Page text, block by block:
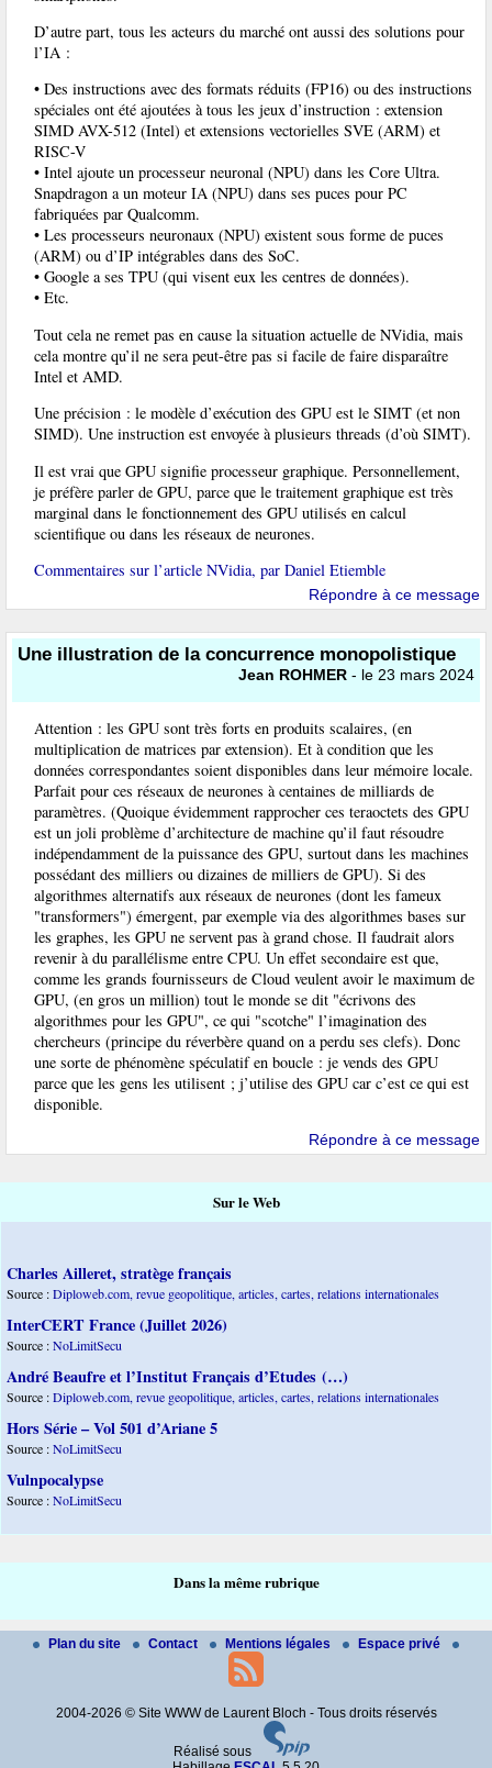
D’autre part, tous les acteurs du marché ont aussi des solutions pour
l’IA :
• Des instructions avec des formats réduits (FP16) ou des instructions
spéciales ont été ajoutées à tous les jeux d’instruction : extension
SIMD AVX-512 (Intel) et extensions vectorielles SVE (ARM) et
RISC-V
• Intel ajoute un processeur neuronal (NPU) dans les Core Ultra.
Snapdragon a un moteur IA (NPU) dans ses puces pour PC
fabriquées par Qualcomm.
• Les processeurs neuronaux (NPU) existent sous forme de puces
(ARM) ou d’IP intégrables dans des SoC.
• Google a ses TPU (qui visent eux les centres de données).
• Etc.
Tout cela ne remet pas en cause la situation actuelle de NVidia, mais
cela montre qu’il ne sera peut-être pas si facile de faire disparaître
Intel et AMD.
Une précision : le modèle d’exécution des GPU est le SIMT (et non
SIMD). Une instruction est envoyée à plusieurs threads (d’où SIMT).
Il est vrai que GPU signifie processeur graphique. Personnellement,
je préfère parler de GPU, parce que le traitement graphique est très
marginal dans le fonctionnement des GPU utilisés en calcul
scientifique ou dans les réseaux de neurones.
Commentaires sur l’article NVidia, par Daniel Etiemble
Répondre à ce message
Une illustration de la concurrence monopolistique
Jean ROHMER - le 23 mars 2024
Attention : les GPU sont très forts en produits scalaires, (en
multiplication de matrices par extension). Et à condition que les
données correspondantes soient disponibles dans leur mémoire locale.
Parfait pour ces réseaux de neurones à centaines de milliards de
paramètres. (Quoique évidemment rapprocher ces teraoctets des GPU
est un joli problème d’architecture de machine qu’il faut résoudre
indépendamment de la puissance des GPU, surtout dans les machines
possédant des milliers ou dizaines de milliers de GPU). Si des
algorithmes alternatifs aux réseaux de neurones (dont les fameux
"transformers") émergent, par exemple via des algorithmes bases sur
les graphes, les GPU ne servent pas à grand chose. Il faudrait alors
revenir à du parallélisme entre CPU. Un effet secondaire est que,
comme les grands fournisseurs de Cloud veulent avoir le maximum de
GPU, (en gros un million) tout le monde se dit "écrivons des
algorithmes pour les GPU", ce qui "scotche" l’imagination des
chercheurs (principe du réverbère quand on a perdu ses clefs). Donc
une sorte de phénomène spéculatif en boucle : je vends des GPU
parce que les gens les utilisent ; j’utilise des GPU car c’est ce qui est
disponible.
Répondre à ce message
Sur le Web
Charles Ailleret, stratège français
Source :Diploweb.com, revue geopolitique, articles, cartes, relations internationales
InterCERT France (Juillet 2026)
Source :NoLimitSecu
André Beaufre et l’Institut Français d’Etudes (…)
Source :Diploweb.com, revue geopolitique, articles, cartes, relations internationales
Hors Série – Vol 501 d’Ariane 5
Source :NoLimitSecu
Vulnpocalypse
Source :NoLimitSecu
Dans la même rubrique
Plan du site Contact Mentions légales Espace privé
2004-2026 © Site WWW de Laurent Bloch - Tous droits réservés
Réalisé sous